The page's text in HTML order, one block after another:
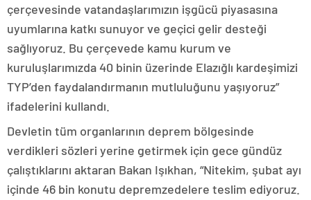
çerçevesinde vatandaşlarımızın işgücü piyasasına
uyumlarına katkı sunuyor ve geçici gelir desteği
sağlıyoruz. Bu çerçevede kamu kurum ve
kuruluşlarımızda 40 binin üzerinde Elazığlı kardeşimizi
TYP’den faydalandırmanın mutluluğunu yaşıyoruz”
ifadelerini kullandı.
Devletin tüm organlarının deprem bölgesinde
verdikleri sözleri yerine getirmek için gece gündüz
çalıştıklarını aktaran Bakan Işıkhan, “Nitekim, şubat ayı
içinde 46 bin konutu depremzedelere teslim ediyoruz.